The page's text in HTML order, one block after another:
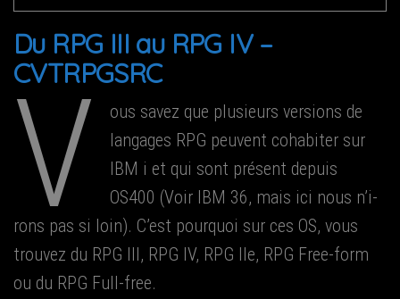
Du RPG III au RPG IV –
CVTRPGSRC
V
ous savez que plu­sieurs ver­sions de
lan­gages RPG peuvent coha­bi­ter sur
IBM i et qui sont pré­sent depuis
OS400 (Voir IBM 36, mais ici nous n’i­
rons pas si loin). C’est pour­quoi sur ces OS, vous
trou­vez du RPG III, RPG IV, RPG Ile, RPG Free-form
ou du RPG Full-free.